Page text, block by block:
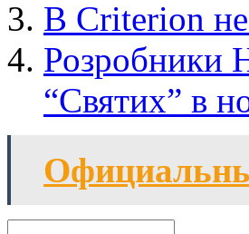
В Criterion не
Розробники
“Святих” в